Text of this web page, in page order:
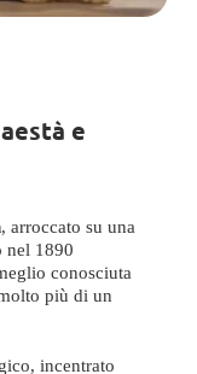
e
, arroccato su una
nel 1890
conosciuta
più di un
incentrato